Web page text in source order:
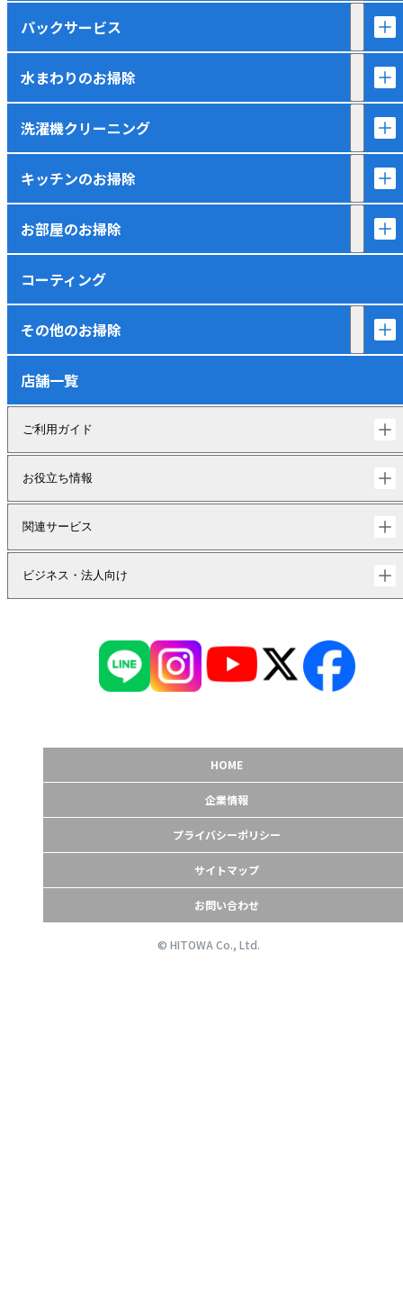
パックサービス
水まわりのお掃除
洗濯機クリーニング
キッチンのお掃除
お部屋のお掃除
コーティング
その他のお掃除
店舗一覧
ご利用ガイド
お役立ち情報
関連サービス
ビジネス・法人向け
HOME
企業情報
プライバシーポリシー
サイトマップ
お問い合わせ
© HITOWA Co., Ltd.